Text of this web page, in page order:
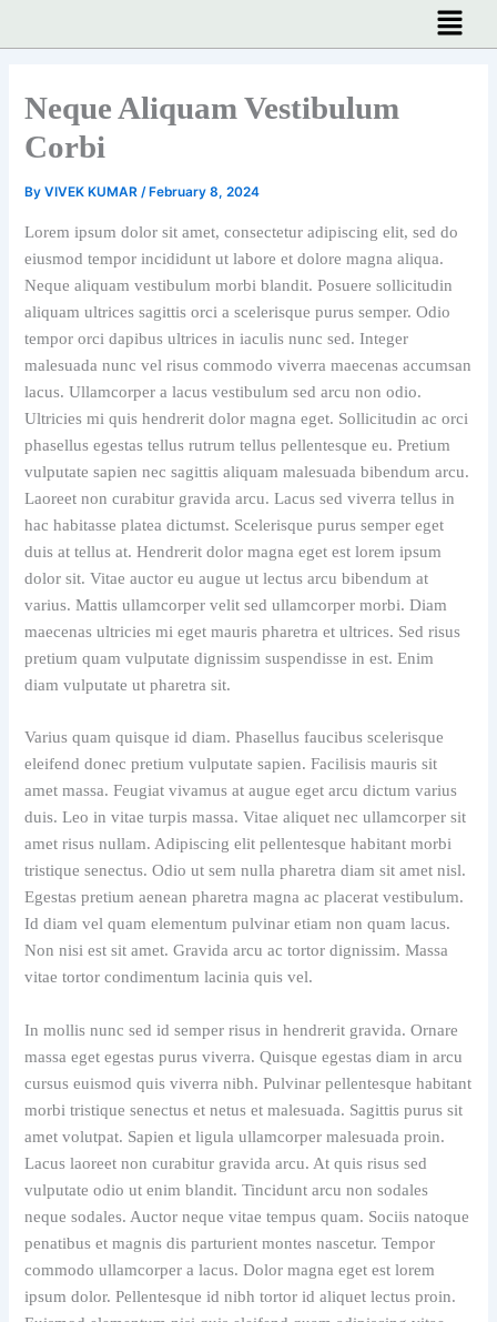
Menu
Neque Aliquam Vestibulum
Corbi
ByVIVEK KUMAR/ February 8, 2024
Lorem ipsum dolor sit amet, consectetur adipiscing elit, sed do
eiusmod tempor incididunt ut labore et dolore magna aliqua.
Neque aliquam vestibulum morbi blandit. Posuere sollicitudin
aliquam ultrices sagittis orci a scelerisque purus semper. Odio
tempor orci dapibus ultrices in iaculis nunc sed. Integer
malesuada nunc vel risus commodo viverra maecenas accumsan
lacus. Ullamcorper a lacus vestibulum sed arcu non odio.
Ultricies mi quis hendrerit dolor magna eget. Sollicitudin ac orci
phasellus egestas tellus rutrum tellus pellentesque eu. Pretium
vulputate sapien nec sagittis aliquam malesuada bibendum arcu.
Laoreet non curabitur gravida arcu. Lacus sed viverra tellus in
hac habitasse platea dictumst. Scelerisque purus semper eget
duis at tellus at. Hendrerit dolor magna eget est lorem ipsum
dolor sit. Vitae auctor eu augue ut lectus arcu bibendum at
varius. Mattis ullamcorper velit sed ullamcorper morbi. Diam
maecenas ultricies mi eget mauris pharetra et ultrices. Sed risus
pretium quam vulputate dignissim suspendisse in est. Enim
diam vulputate ut pharetra sit.
Varius quam quisque id diam. Phasellus faucibus scelerisque
eleifend donec pretium vulputate sapien. Facilisis mauris sit
amet massa. Feugiat vivamus at augue eget arcu dictum varius
duis. Leo in vitae turpis massa. Vitae aliquet nec ullamcorper sit
amet risus nullam. Adipiscing elit pellentesque habitant morbi
tristique senectus. Odio ut sem nulla pharetra diam sit amet nisl.
Egestas pretium aenean pharetra magna ac placerat vestibulum.
Id diam vel quam elementum pulvinar etiam non quam lacus.
Non nisi est sit amet. Gravida arcu ac tortor dignissim. Massa
vitae tortor condimentum lacinia quis vel.
In mollis nunc sed id semper risus in hendrerit gravida. Ornare
massa eget egestas purus viverra. Quisque egestas diam in arcu
cursus euismod quis viverra nibh. Pulvinar pellentesque habitant
morbi tristique senectus et netus et malesuada. Sagittis purus sit
amet volutpat. Sapien et ligula ullamcorper malesuada proin.
Lacus laoreet non curabitur gravida arcu. At quis risus sed
vulputate odio ut enim blandit. Tincidunt arcu non sodales
neque sodales. Auctor neque vitae tempus quam. Sociis natoque
penatibus et magnis dis parturient montes nascetur. Tempor
commodo ullamcorper a lacus. Dolor magna eget est lorem
ipsum dolor. Pellentesque id nibh tortor id aliquet lectus proin.